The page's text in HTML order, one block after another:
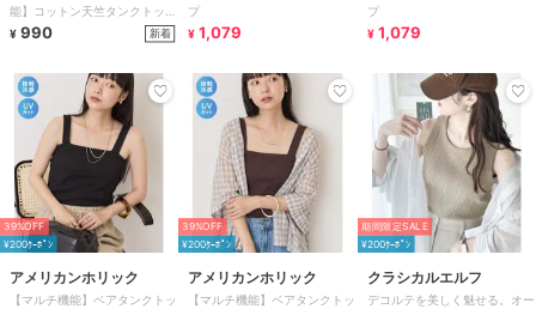
能】コットン天竺タンクトップ
全2色
¥ 990 新着
プ
¥ 1,079
プ
¥ 1,079
39%OFF
¥200ｸｰﾎﾟﾝ
アメリカンホリック
【マルチ機能】ベアタンクトッ
39%OFF
¥200ｸｰﾎﾟﾝ
アメリカンホリック
【マルチ機能】ベアタンクトッ
期間限定SALE
¥200ｸｰﾎﾟﾝ
クラシカルエルフ
デコルテを美しく魅せる。オー